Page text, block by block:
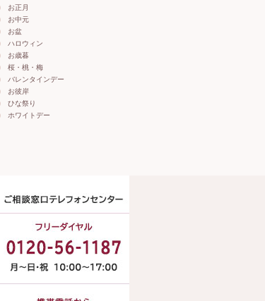
お正月
お中元
お盆
ハロウィン
お歳暮
桜・桃・梅
バレンタインデー
お彼岸
ひな祭り
ホワイトデー